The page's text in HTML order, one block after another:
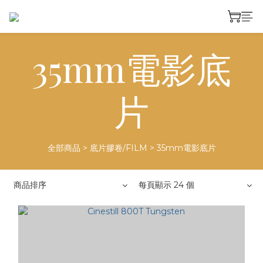
35mm電影底
片
全部商品 > 底片膠卷/FILM > 35mm電影底片
商品排序 每頁顯示 24 個